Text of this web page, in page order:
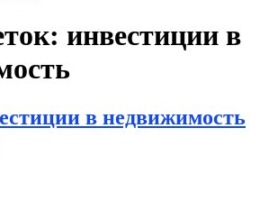
инвестиции в
в недвижимость